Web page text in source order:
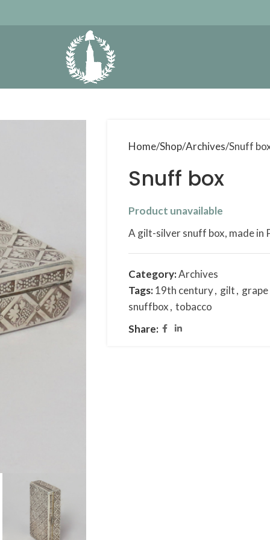
Home Shop Archives Snuff
Snuff box
Product unavailable
A gilt-silver snuff box, made
Category:Archives
Tags:19th century, gilt, grape
snuffbox, tobacco
Share: